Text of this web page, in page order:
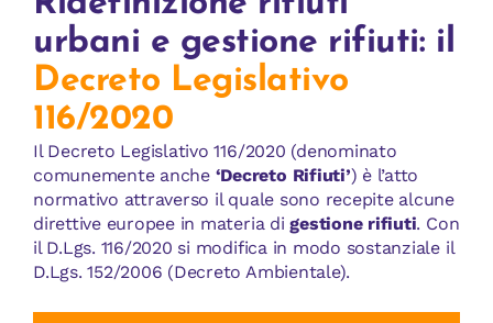
QUESITI
IN EVIDENZA
NEWS
CONTATTI
urbani e gestione rifiuti: il
Decreto Legislativo
116/2020
Il Decreto Legislativo 116/2020 (denominato
comunemente anche ‘Decreto Rifiuti’) è l’atto
normativo attraverso il quale sono recepite alcune
direttive europee in materia digestione rifiuti. Con
il D.Lgs. 116/2020 si modifica in modo sostanziale il
D.Lgs. 152/2006 (Decreto Ambientale).